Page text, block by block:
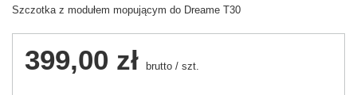
Szczotka z modułem mopującym do Dreame T30
399,00 zł brutto / szt.